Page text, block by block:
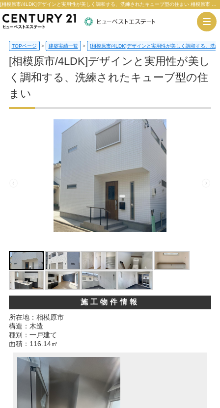
TOPページ > 建築実績一覧 > [相模原市/4LDK]デザインと実用性が美しく調和する、洗
[相模原市/4LDK]デザインと実用性が美し
く調和する、洗練されたキューブ型の住
まい
施工物件情報
所在地：相模原市
構造：木造
種別：一戸建て
面積：116.14㎡